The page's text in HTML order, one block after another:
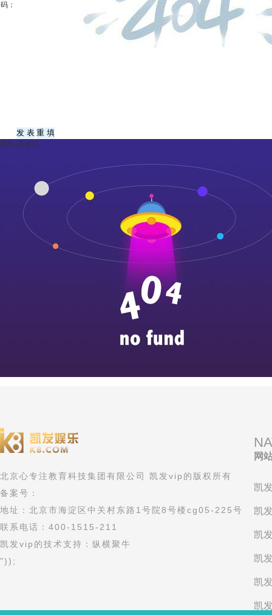
码：
共有-条评论
北京心专注教育科技集团有限公司 凯发vip的版权所有
备案号：
地址：北京市海淀区中关村东路1号院8号楼cg05-225号
联系电话：400-1515-211
凯发vip的技术支持：纵横聚牛
"));
网
凯
凯
凯
凯
凯
凯